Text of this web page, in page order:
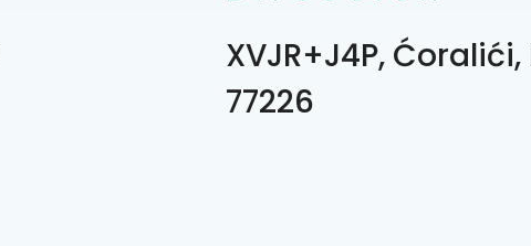
XVJR+J4P,
77226